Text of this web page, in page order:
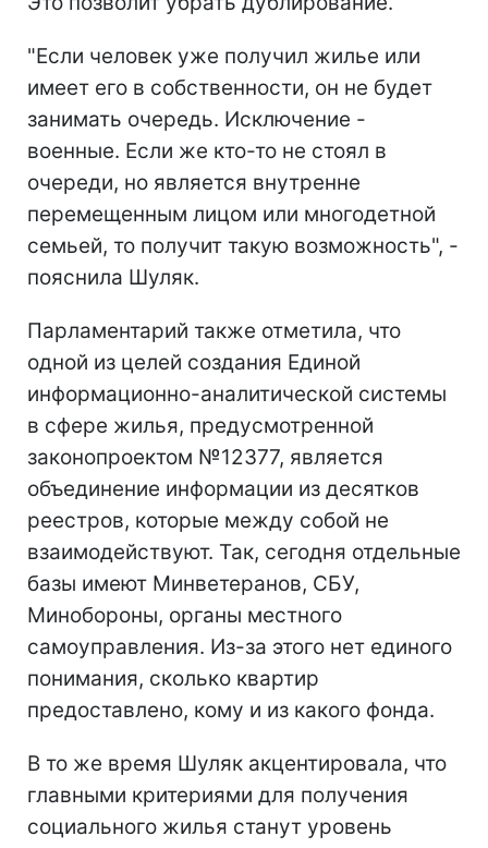
"Если человек уже получил жилье или
имеет его в собственности, он не будет
занимать очередь. Исключение -
военные. Если же кто-то не стоял в
очереди, но является внутренне
перемещенным лицом или многодетной
семьей, то получит такую возможность", -
пояснила Шуляк.
Парламентарий также отметила, что
одной из целей создания Единой
информационно-аналитической системы
в сфере жилья, предусмотренной
законопроектом №12377, является
объединение информации из десятков
реестров, которые между собой не
взаимодействуют. Так, сегодня отдельные
базы имеют Минветеранов, СБУ,
Минобороны, органы местного
самоуправления. Из-за этого нет единого
понимания, сколько квартир
предоставлено, кому и из какого фонда.
В то же время Шуляк акцентировала, что
главными критериями для получения
социального жилья станут уровень